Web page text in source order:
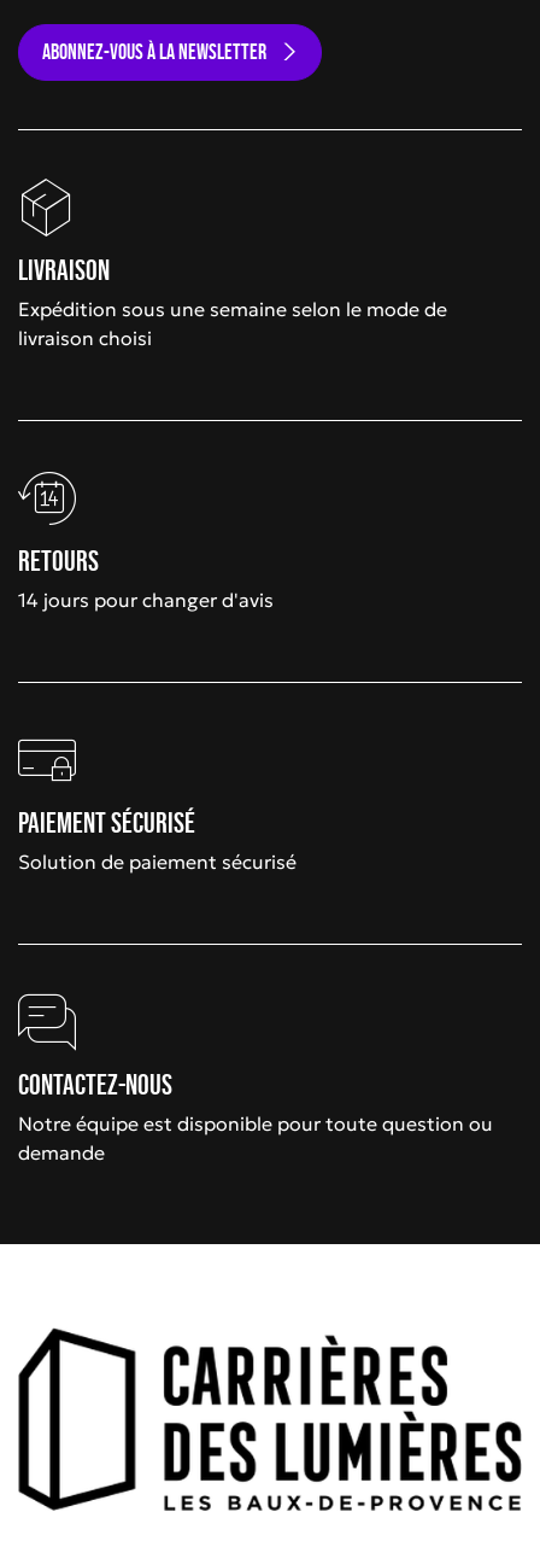
ABONNEZ-VOUS À LA NEWSLETTER
Livraison
Expédition sous une semaine selon le mode de
livraison choisi
Retours
14 jours pour changer d'avis
Paiement sécurisé
Solution de paiement sécurisé
Contactez-nous
Notre équipe est disponible pour toute question ou
demande